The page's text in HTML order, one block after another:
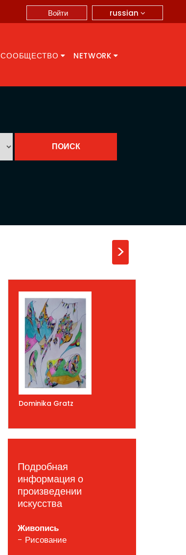
russian
Войти
СООБЩЕСТВО NETWORK
>
Dominika Gratz
Подробная
информация о
произведении
искусства
Живопись
- Рисование